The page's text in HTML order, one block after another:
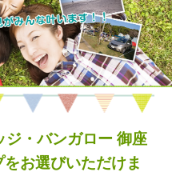
ジ・バンガロー 御座
お選びいただけま